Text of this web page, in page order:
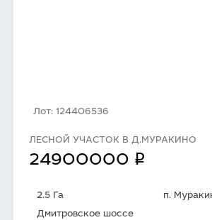
Лот: 124406536
ЛЕСНОЙ УЧАСТОК В Д.МУРАКИНО
24900000 q
2.5 Га
п.
Дмитровское шоссе